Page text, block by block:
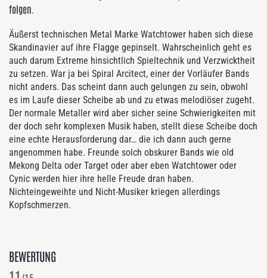
folgen.
Äußerst technischen Metal Marke Watchtower haben sich diese
Skandinavier auf ihre Flagge gepinselt. Wahrscheinlich geht es
auch darum Extreme hinsichtlich Spieltechnik und Verzwicktheit
zu setzen. War ja bei Spiral Arcitect, einer der Vorläufer Bands
nicht anders. Das scheint dann auch gelungen zu sein, obwohl
es im Laufe dieser Scheibe ab und zu etwas melodiöser zugeht.
Der normale Metaller wird aber sicher seine Schwierigkeiten mit
der doch sehr komplexen Musik haben, stellt diese Scheibe doch
eine echte Herausforderung dar… die ich dann auch gerne
angenommen habe. Freunde solch obskurer Bands wie old
Mekong Delta oder Target oder aber eben Watchtower oder
Cynic werden hier ihre helle Freude dran haben.
Nichteingeweihte und Nicht-Musiker kriegen allerdings
Kopfschmerzen.
BEWERTUNG